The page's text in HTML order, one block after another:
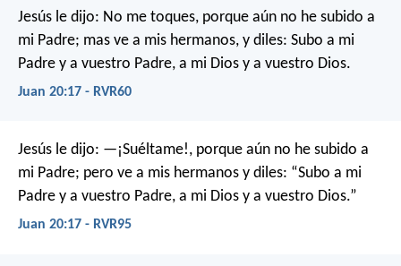
Jesús le dijo: No me toques, porque aún no he subido a
mi Padre; mas ve a mis hermanos, y diles: Subo a mi
Padre y a vuestro Padre, a mi Dios y a vuestro Dios.
Juan 20:17 - RVR60
Jesús le dijo: —¡Suéltame!, porque aún no he subido a
mi Padre; pero ve a mis hermanos y diles: “Subo a mi
Padre y a vuestro Padre, a mi Dios y a vuestro Dios.”
Juan 20:17 - RVR95